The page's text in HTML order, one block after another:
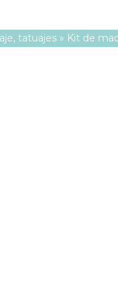
tatuajes » Kit de